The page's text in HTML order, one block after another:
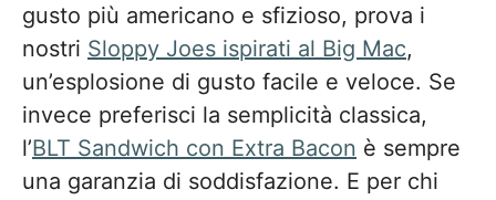
gusto più americano e sfizioso, prova i
nostri Sloppy Joes ispirati al Big Mac,
un’esplosione di gusto facile e veloce. Se
invece preferisci la semplicità classica,
l’BLT Sandwich con Extra Bacon è sempre
una garanzia di soddisfazione. E per chi